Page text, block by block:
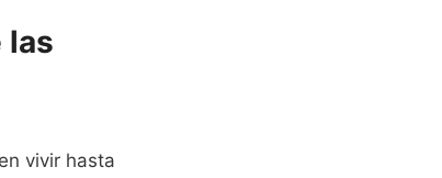
las
vivir hasta